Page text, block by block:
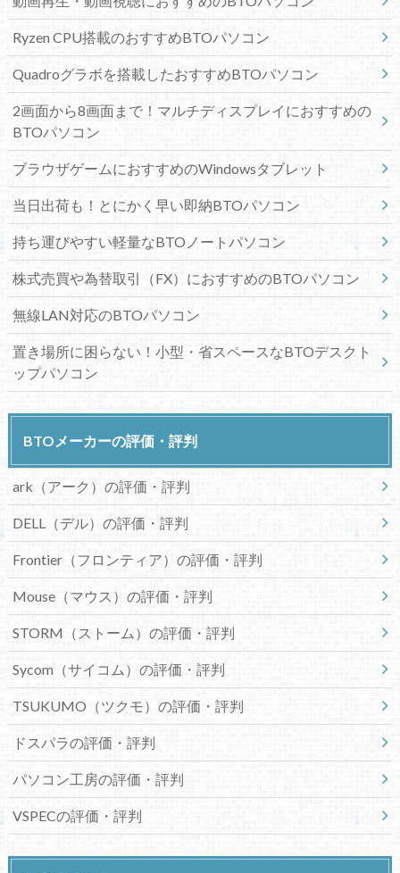
Ryzen CPU搭載のおすすめBTOパソコン
Quadroグラボを搭載したおすすめBTOパソコン
2画面から8画面まで！マルチディスプレイにおすすめの
BTOパソコン
ブラウザゲームにおすすめのWindowsタブレット
当日出荷も！とにかく早い即納BTOパソコン
持ち運びやすい軽量なBTOノートパソコン
株式売買や為替取引（FX）におすすめのBTOパソコン
無線LAN対応のBTOパソコン
置き場所に困らない！小型・省スペースなBTOデスクト
ップパソコン
BTOメーカーの評価・評判
ark（アーク）の評価・評判
DELL（デル）の評価・評判
Frontier（フロンティア）の評価・評判
Mouse（マウス）の評価・評判
STORM（ストーム）の評価・評判
Sycom（サイコム）の評価・評判
TSUKUMO（ツクモ）の評価・評判
ドスパラの評価・評判
パソコン工房の評価・評判
VSPECの評価・評判